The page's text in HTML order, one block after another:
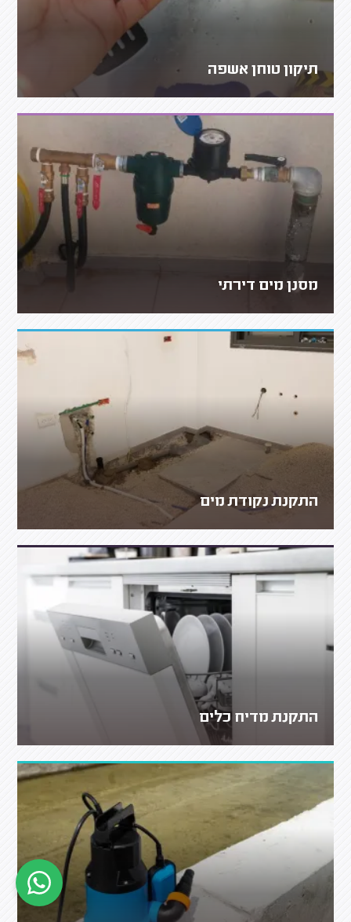
תיקון טוחן אשפה
מסנן מים דירתי
התקנת נקודת מים
התקנת מדיח כלים